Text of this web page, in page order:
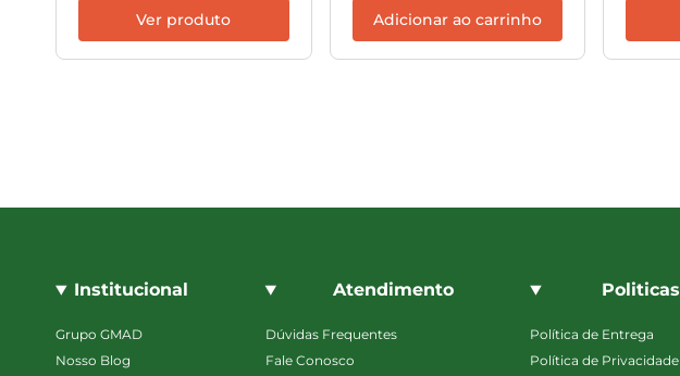
Ver produto Adicionar ao carrinho
Institucional
Grupo GMAD
Nosso Blog
Atendimento
Dúvidas Frequentes
Fale Conosco
Politicas
Política de Entrega
Política de Privacidade